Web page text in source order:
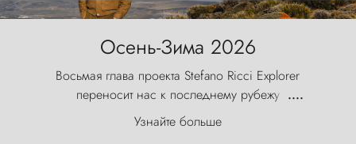
Осень-Зима 2026
Восьмая глава проекта Stefano Ricci Explorer
переносит нас к последнему рубежу
первозданного мира, где ветер с
первобытной яростью ваяет ландшафт, а пики
....
Узнайте больше